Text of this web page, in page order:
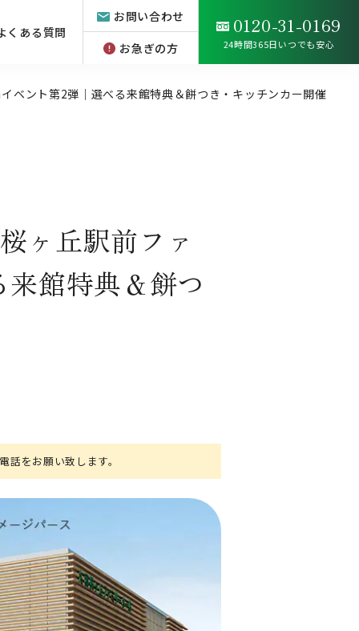
くある質問
お問い合わせ
お急ぎの方
0120-31-0169
24時間365日いつでも安心
ベント第2弾｜選べる来館特典＆餅つき・キッチンカー開催
ヶ丘駅前ファ
館特典＆餅つ
をお願い致します。